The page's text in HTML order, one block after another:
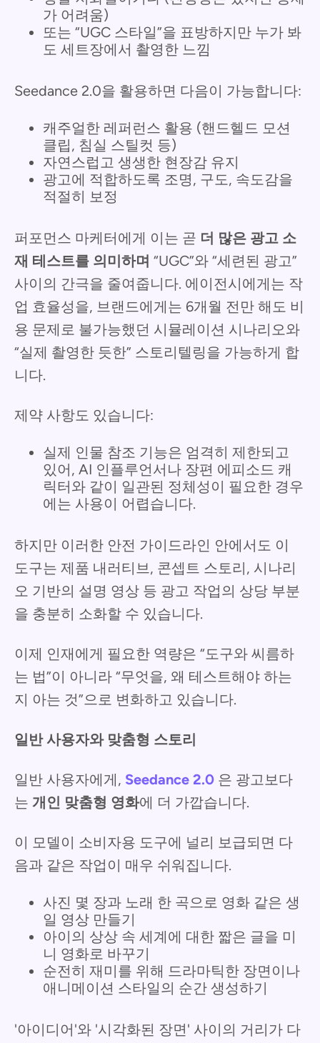
가 어려움)
또는 “UGC 스타일”을 표방하지만 누가 봐
도 세트장에서 촬영한 느낌
Seedance 2.0을 활용하면 다음이 가능합니다:
캐주얼한 레퍼런스 활용 (핸드헬드 모션
클립, 침실 스틸컷 등)
자연스럽고 생생한 현장감 유지
광고에 적합하도록 조명, 구도, 속도감을
적절히 보정
퍼포먼스 마케터에게 이는 곧 더 많은 광고 소
재 테스트를 의미하며 “UGC”와 “세련된 광고”
사이의 간극을 줄여줍니다. 에이전시에게는 작
업 효율성을, 브랜드에게는 6개월 전만 해도 비
용 문제로 불가능했던 시뮬레이션 시나리오와
“실제 촬영한 듯한” 스토리텔링을 가능하게 합
니다.
제약 사항도 있습니다:
실제 인물 참조 기능은 엄격히 제한되고
있어, AI 인플루언서나 장편 에피소드 캐
릭터와 같이 일관된 정체성이 필요한 경우
에는 사용이 어렵습니다.
하지만 이러한 안전 가이드라인 안에서도 이
도구는 제품 내러티브, 콘셉트 스토리, 시나리
오 기반의 설명 영상 등 광고 작업의 상당 부분
을 충분히 소화할 수 있습니다.
이제 인재에게 필요한 역량은 “도구와 씨름하
는 법”이 아니라 “무엇을, 왜 테스트해야 하는
지 아는 것”으로 변화하고 있습니다.
일반 사용자와 맞춤형 스토리
일반 사용자에게, Seedance 2.0 은 광고보다
는 개인 맞춤형 영화에 더 가깝습니다.
이 모델이 소비자용 도구에 널리 보급되면 다
음과 같은 작업이 매우 쉬워집니다.
사진 몇 장과 노래 한 곡으로 영화 같은 생
일 영상 만들기
아이의 상상 속 세계에 대한 짧은 글을 미
니 영화로 바꾸기
순전히 재미를 위해 드라마틱한 장면이나
애니메이션 스타일의 순간 생성하기
'아이디어'와 '시각화된 장면' 사이의 거리가 다